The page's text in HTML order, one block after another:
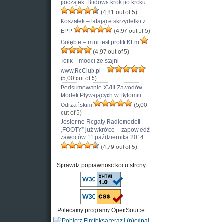
początek. Budowa krok po kroku.
(4,81 out of 5)
Koszałek – latające skrzydełko z
EPP
(4,97 out of 5)
Gołębie – mini test profili KFm
(4,97 out of 5)
Tofik – model ze stajni –
www.RcClub.pl –
(5,00 out of 5)
Podsumowanie XVIII Zawodów
Modeli Pływających w Bytomiu
Odrzańskim
(5,00
out of 5)
Jesienne Regaty Radiomodeli
„FOOTY” już wkrótce – zapowiedź
zawodów 11 października 2014
(4,79 out of 5)
Sprawdź poprawność kodu strony:
Polecamy programy OpenSource: